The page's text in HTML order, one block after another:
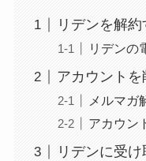
リデンを解
リデンの
アカウント
メルマガ
アカウン
リデンに受